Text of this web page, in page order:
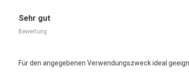
Sehr gut
Bewertung
Für den angegebenen Verwendungszweck ideal